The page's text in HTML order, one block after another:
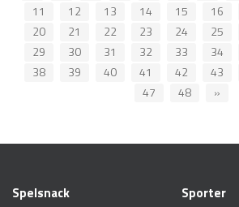
11
12 13 14 15 16
20
21 22 23 24 25
29
30 31 32 33 34
38
39 40 41 42 43
47
48 »
Spelsnack
Sporter